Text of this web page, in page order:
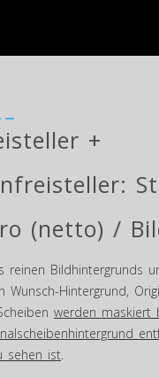
+
(netto) /
reinen Bildhintergrunds
Wunsch-Hintergrund,
werden maskiert
sehen ist.